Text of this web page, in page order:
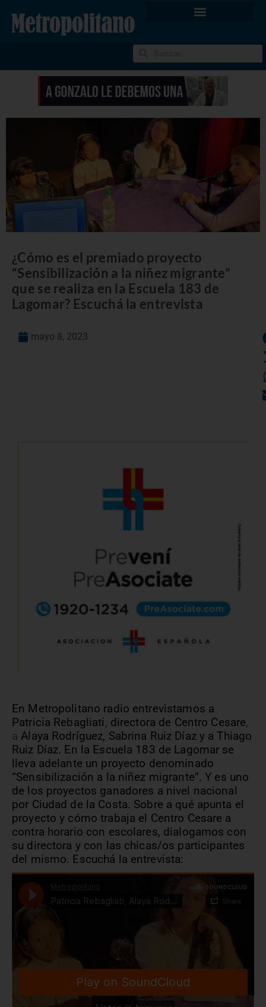
¿Cómo es el premiado proyecto
“Sensibilización a la niñez migrante”
que se realiza en la Escuela 183 de
Lagomar? Escuchá la entrevista
mayo 8, 2023
En Metropolitano radio entrevistamos a
Patricia Rebagliati, directora de Centro Cesare,
aAlaya Rodríguez, Sabrina Ruiz Díaz y a Thiago
Ruiz Díaz. En la Escuela 183 de Lagomar se
lleva adelante un proyecto denominado
“Sensibilización a la niñez migrante”.Y es uno
de los proyectos ganadores a nivel nacional
por Ciudad de la Costa. Sobre a qué apunta el
proyecto y cómo trabaja el Centro Cesare a
contra horario con escolares, dialogamos con
su directora y con las chicas/os participantes
del mismo. Escuchá la entrevista: